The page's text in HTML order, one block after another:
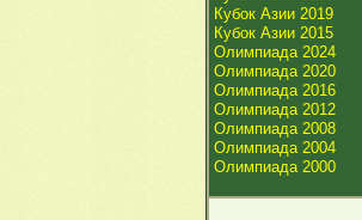
Кубок Азии 2019
Кубок Азии 2015
Олимпиада 2024
Олимпиада 2020
Олимпиада 2016
Олимпиада 2012
Олимпиада 2008
Олимпиада 2004
Олимпиада 2000